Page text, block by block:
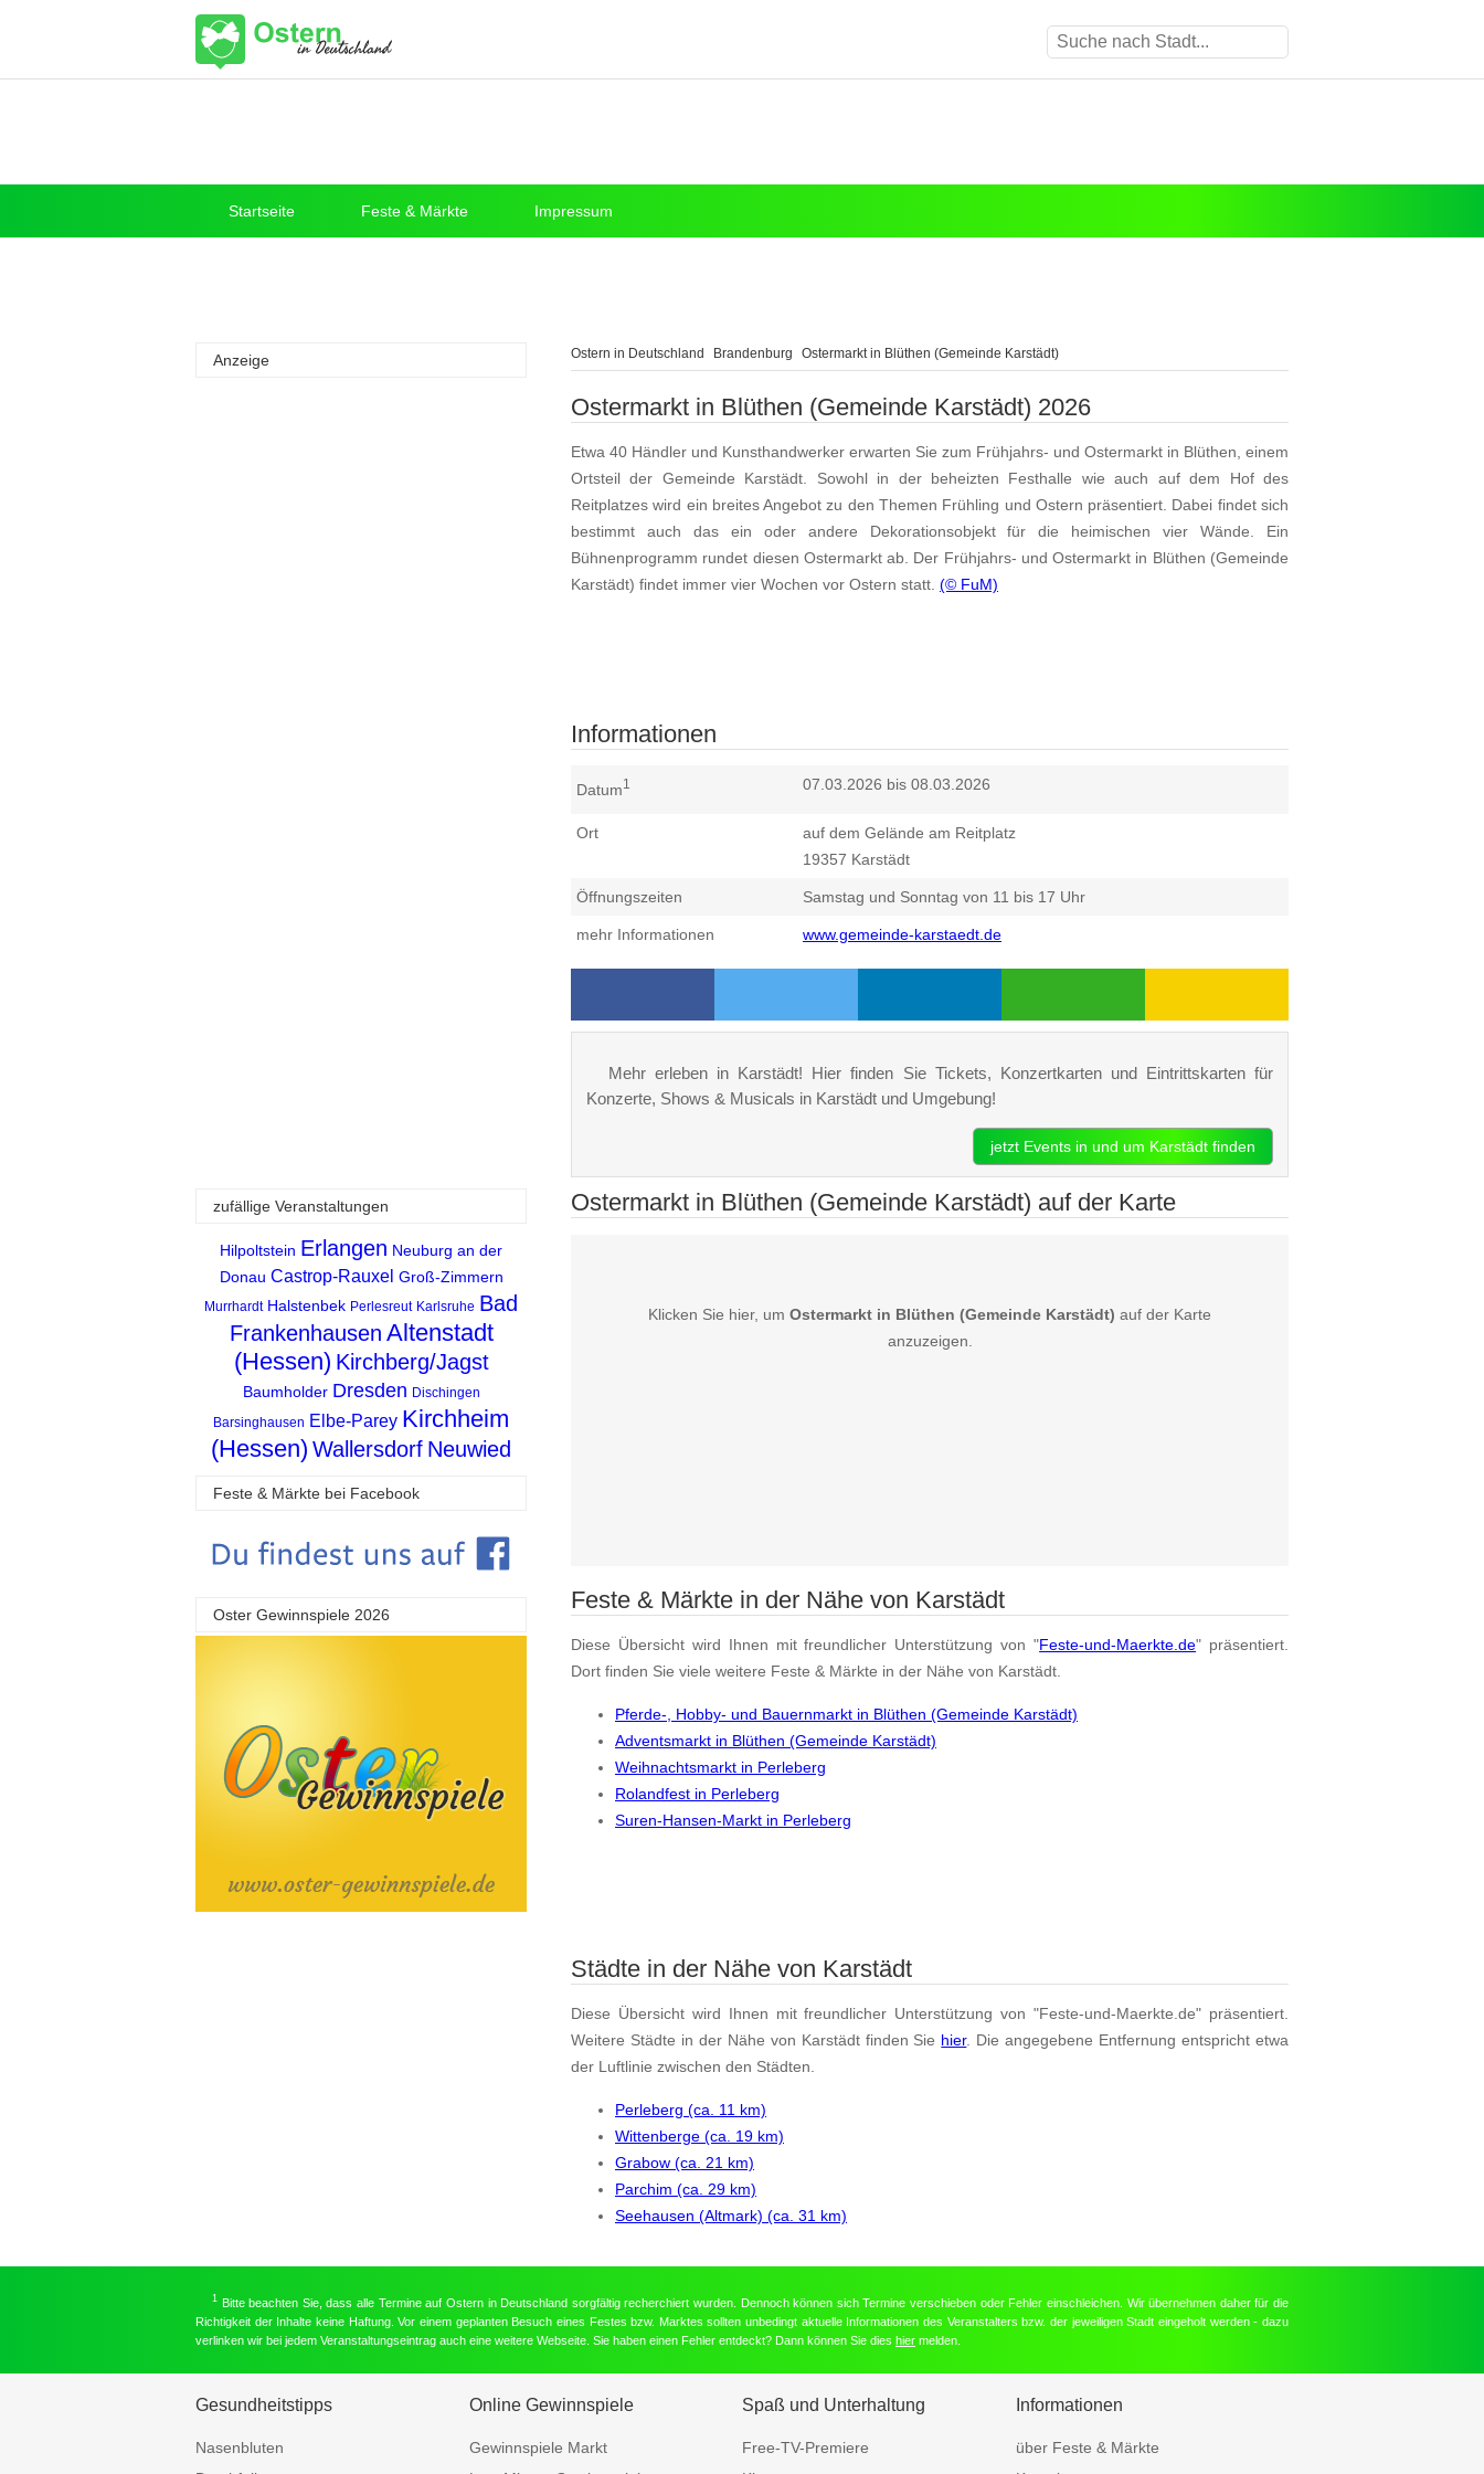
Startseite Feste & Märkte Impressum
Ostern in Deutschland Brandenburg Ostermarkt in Blüthen (Gemeinde Karstädt)
Ostermarkt in Blüthen (Gemeinde Karstädt) 2026
Etwa 40 Händler und Kunsthandwerker erwarten Sie zum Frühjahrs- und Ostermarkt in Blüthen, einem
Ortsteil der Gemeinde Karstädt. Sowohl in der beheizten Festhalle wie auch auf dem Hof des
Reitplatzes wird ein breites Angebot zu den Themen Frühling und Ostern präsentiert. Dabei findet sich
bestimmt auch das ein oder andere Dekorationsobjekt für die heimischen vier Wände. Ein
Bühnenprogramm rundet diesen Ostermarkt ab. Der Frühjahrs- und Ostermarkt in Blüthen (Gemeinde
Karstädt) findet immer vier Wochen vor Ostern statt. (© FuM)
Informationen
Datum1 07.03.2026 bis 08.03.2026
Ort
auf dem Gelände am Reitplatz
19357 Karstädt
Öffnungszeiten Samstag und Sonntag von 11 bis 17 Uhr
mehr Informationen www.gemeinde-karstaedt.de
Mehr erleben in Karstädt! Hier finden Sie Tickets, Konzertkarten und Eintrittskarten für
Konzerte, Shows & Musicals in Karstädt und Umgebung!
jetzt Events in und um Karstädt finden
Anzeige
Ostermarkt in Blüthen (Gemeinde Karstädt) auf der Karte
Klicken Sie hier, um Ostermarkt in Blüthen (Gemeinde Karstädt) auf der Karte
anzuzeigen.
Feste & Märkte in der Nähe von Karstädt
Diese Übersicht wird Ihnen mit freundlicher Unterstützung von "Feste-und-Maerkte.de" präsentiert.
Dort finden Sie viele weitere Feste & Märkte in der Nähe von Karstädt.
Pferde-, Hobby- und Bauernmarkt in Blüthen (Gemeinde Karstädt)
Adventsmarkt in Blüthen (Gemeinde Karstädt)
Weihnachtsmarkt in Perleberg
Rolandfest in Perleberg
Suren-Hansen-Markt in Perleberg
Städte in der Nähe von Karstädt
Diese Übersicht wird Ihnen mit freundlicher Unterstützung von "Feste-und-Maerkte.de" präsentiert.
Weitere Städte in der Nähe von Karstädt finden Sie hier. Die angegebene Entfernung entspricht etwa
der Luftlinie zwischen den Städten.
Perleberg (ca. 11 km)
Wittenberge (ca. 19 km)
Grabow (ca. 21 km)
Parchim (ca. 29 km)
Seehausen (Altmark) (ca. 31 km)
zufällige Veranstaltungen
Hilpoltstein Erlangen Neuburg an der
Donau Castrop-Rauxel Groß-Zimmern
Murrhardt Halstenbek Perlesreut Karlsruhe Bad
Frankenhausen Altenstadt
(Hessen) Kirchberg/Jagst
Baumholder Dresden Dischingen
Barsinghausen Elbe-Parey Kirchheim
(Hessen) Wallersdorf Neuwied
Feste & Märkte bei Facebook
Oster Gewinnspiele 2026
1 Bitte beachten Sie, dass alle Termine auf Ostern in Deutschland sorgfältig recherchiert wurden. Dennoch können sich Termine verschieben oder Fehler einschleichen. Wir übernehmen daher für die
Richtigkeit der Inhalte keine Haftung. Vor einem geplanten Besuch eines Festes bzw. Marktes sollten unbedingt aktuelle Informationen des Veranstalters bzw. der jeweiligen Stadt eingeholt werden - dazu
verlinken wir bei jedem Veranstaltungseintrag auch eine weitere Webseite. Sie haben einen Fehler entdeckt? Dann können Sie dies hier melden.
Gesundheitstipps
Nasenbluten
Online Gewinnspiele
Gewinnspiele Markt
Spaß und Unterhaltung
Free-TV-Premiere
Informationen
über Feste & Märkte